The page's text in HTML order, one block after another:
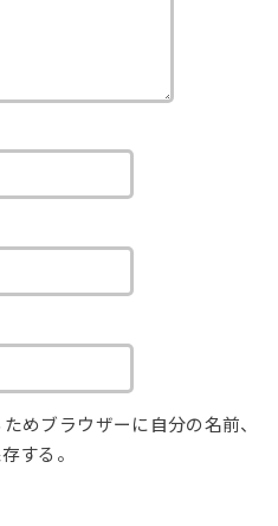
めブラウザーに自分の名前、
する。